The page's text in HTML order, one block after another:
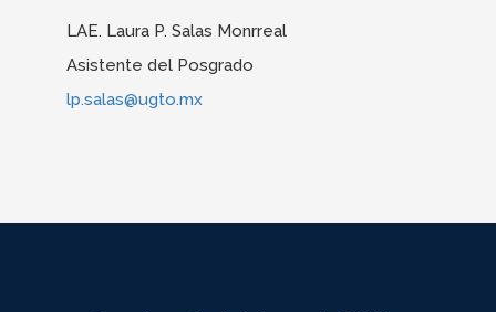
LAE. Laura P. Salas Monrreal
Asistente del Posgrado
lp.salas@ugto.mx